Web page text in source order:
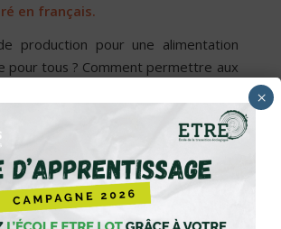
en français.
production pour une alimentation
pour tous ? Comment permettre aux
leur garantir l’accès aux
pour produire ?
changer d’échelle les alternatives
nourriture pour demain et sous
×